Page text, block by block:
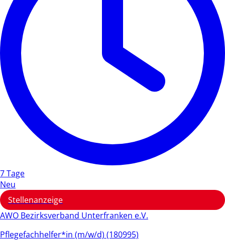
7 Tage
Neu
Stellenanzeige
AWO Bezirksverband Unterfranken e.V.
Pflegefachhelfer*in (m/w/d) (180995)